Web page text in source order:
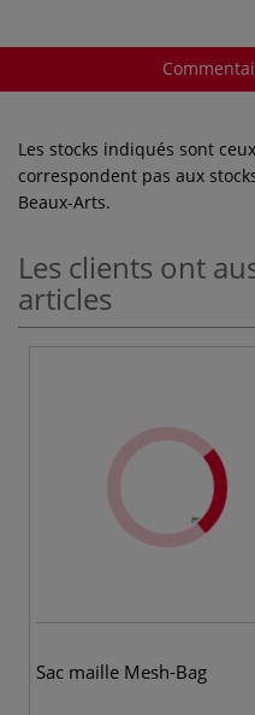
Les stocks indiqués sont
correspondent pas aux
Beaux-Arts.
Les clients ont
articles
Sac maille Mesh-Bag